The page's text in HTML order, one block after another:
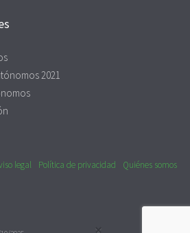
2021
legal Política de privacidad
Quiénes somos